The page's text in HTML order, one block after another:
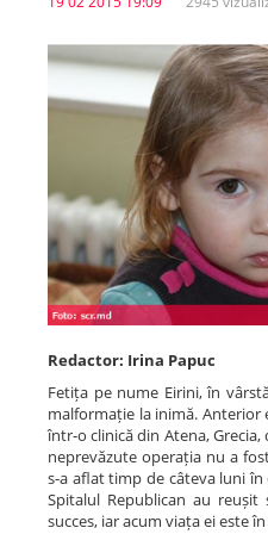
Centrul PAS
Școala E-Sănătate
Redactor: Irina Papuc
Fetița pe nume Eirini, în
malformație la inimă.
într-o clinică din Atena,
neprevăzute operația nu a
s-a aflat timp de câteva luni
Spitalul Republican au
succes, iar acum viața ei este